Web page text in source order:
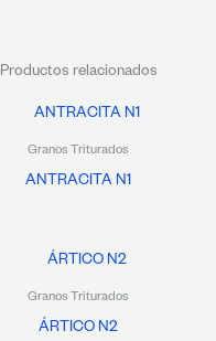
Productos relacionados
Granos Triturados
ANTRACITA N1
Granos Triturados
ÁRTICO N2